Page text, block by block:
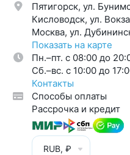
Пятигорск, ул.
Кисловодск, ул.
Москва, ул.
Показать на карте
Пн.–пт. с 08:00 до
Cб.–вс. с 10:00 до
Контакты
Способы оплаты
Рассрочка и кредит
RUB, ₽